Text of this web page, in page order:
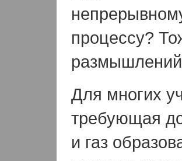
процессу?
Для многих
требующая
и газ